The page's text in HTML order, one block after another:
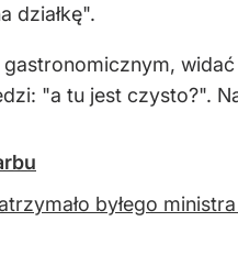
działkę".
"a tu jest czysto?".
byłego